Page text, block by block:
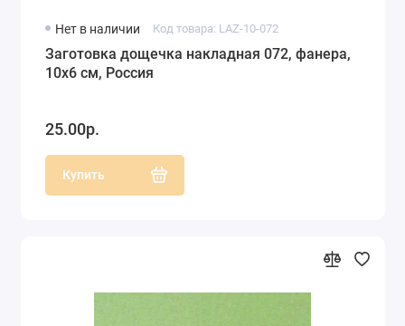
Нет в наличии Код товара: LAZ-10-072
Заготовка дощечка накладная 072, фанера,
10х6 см, Россия
25.00р.
Купить